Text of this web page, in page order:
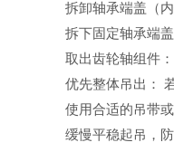
拆卸轴承端盖（内
拆下固定轴承端
取出齿轮轴组件：
优先整体吊出：
使用合适的吊带
缓慢平稳起吊，